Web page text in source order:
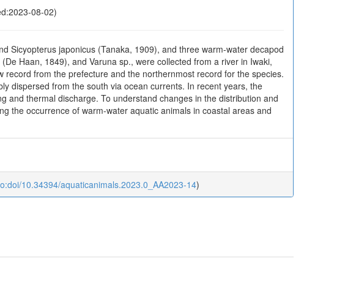
08-02)
Sicyopterus japonicus (Tanaka, 1909), and three warm-water decapod
Haan, 1849), and Varuna sp., were collected from a river in Iwaki,
from the prefecture and the northernmost record for the species.
dispersed from the south via ocean currents. In recent years, the
and thermal discharge. To understand changes in the distribution and
the occurrence of warm-water aquatic animals in coastal areas and
10.34394/aquaticanimals.2023.0_AA2023-14)